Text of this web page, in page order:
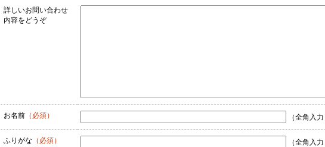
詳しいお問い合わせ
内容をどうぞ
お名前 （必須） （全角入
ふりがな （必須） （全角入